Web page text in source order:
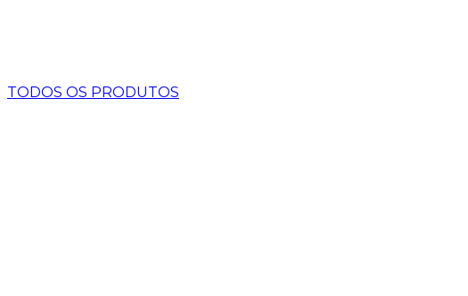
TODOS OS PRODUTOS